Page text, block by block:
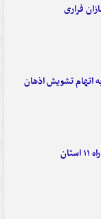
فراری
به اتهام تشویش اذهان